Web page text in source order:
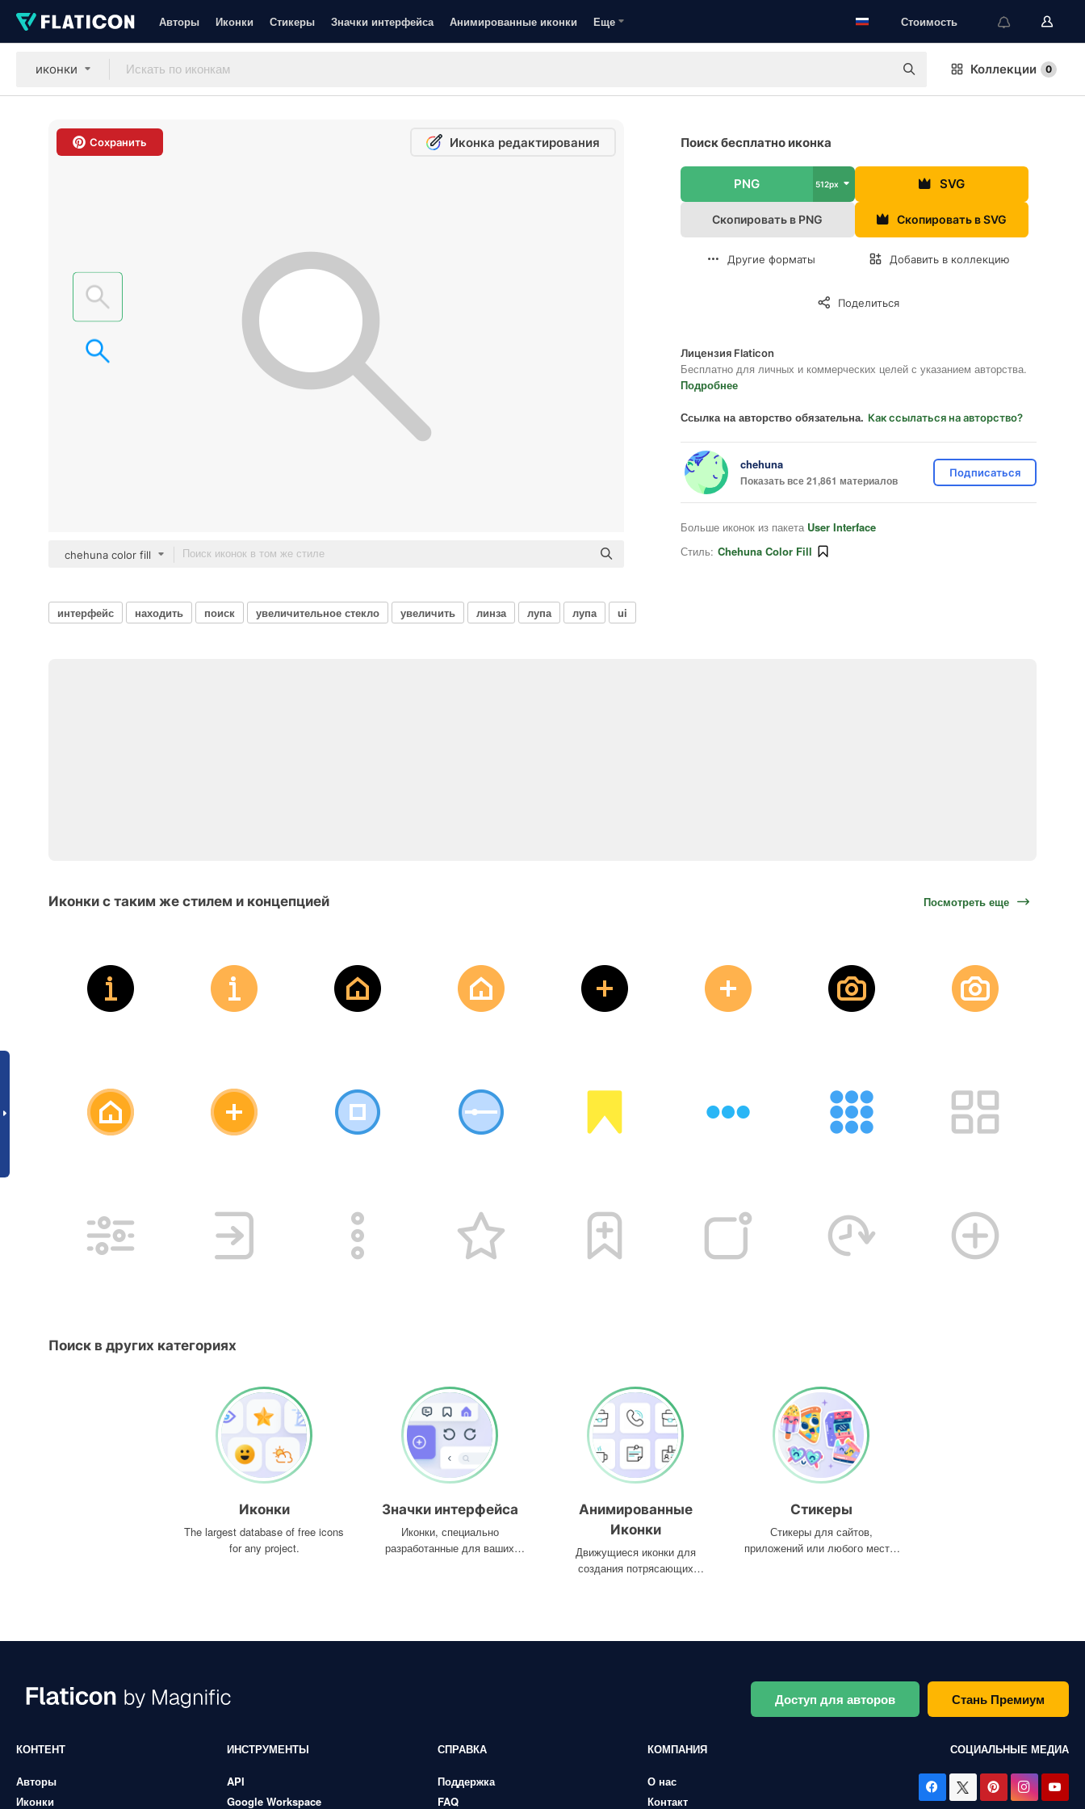
Авторы Иконки Стикеры Значки интерфейса Анимированные иконки Еще Стоимость
иконки Коллекции 0
Сохранить Иконка редактирования
chehuna color fill
Поиск бесплатно иконка
PNG 512px SVG
Скопировать в PNG Скопировать в SVG
Другие форматы Добавить в коллекцию
Поделиться
Лицензия Flaticon
Бесплатно для личных и коммерческих целей с указанием авторства.
Подробнее
Ссылка на авторство обязательна. Как ссылаться на авторство?
chehuna
Показать все 21,861 материалов
Подписаться
Больше иконок из пакета User Interface
Стиль: Chehuna Color Fill
интерфейс находить поиск увеличительное стекло увеличить линза лупа лупа ui
Иконки с таким же стилем и концепцией Посмотреть еще
Поиск в других категориях
Иконки
The largest database of free icons
for any project.
Значки интерфейса
Иконки, специально
разработанные для ваших
Анимированные
Иконки
Движущиеся иконки для
создания потрясающих
Стикеры
Стикеры для сайтов,
приложений или любого места,
Доступ для авторов Стань Премиум
КОНТЕНТ
Авторы
Иконки
ИНСТРУМЕНТЫ
API
Google Workspace
СПРАВКА
Поддержка
FAQ
КОМПАНИЯ
О нас
Контакт
СОЦИАЛЬНЫЕ МЕДИА